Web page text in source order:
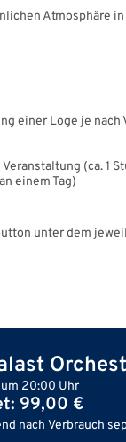
Atmosphäre
einer Loge je nach
(ca. 1
einem Tag)
unter dem
am 12.11.2026 um 20:00 Uhr
99,00 €
nach Verbrauch